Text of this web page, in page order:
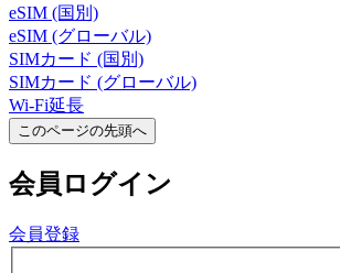
eSIM (国別)
eSIM (グローバル)
SIMカード (国別)
SIMカード (グローバル)
Wi-Fi延長
このページの先頭へ
会員 ログイン
会員登録